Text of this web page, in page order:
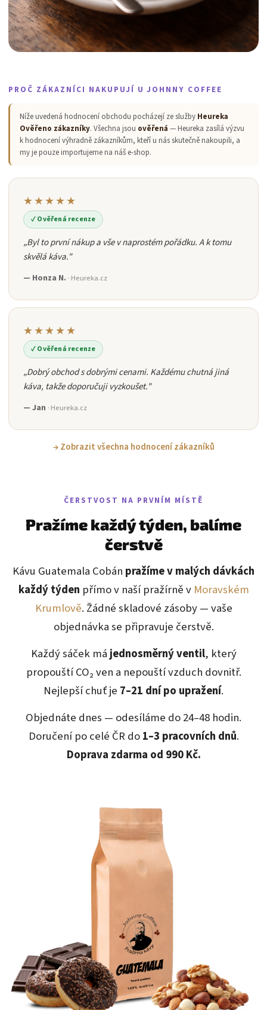
PROČ ZÁKAZNÍCI NAKUPUJÍ U JOHNNY COFFEE
Níže uvedená hodnocení obchodu pocházejí ze služby Heureka
Ověřeno zákazníky. Všechna jsou ověřená — Heureka zasílá výzvu
k hodnocení výhradně zákazníkům, kteří u nás skutečně nakoupili, a
my je pouze importujeme na náš e-shop.
★★★★★
✓ Ověřená recenze
„Byl to první nákup a vše v naprostém pořádku. A k tomu
skvělá káva."
— Honza N. · Heureka.cz
★★★★★
✓ Ověřená recenze
„Dobrý obchod s dobrými cenami. Každému chutná jiná
káva, takže doporučuji vyzkoušet."
— Jan · Heureka.cz
→ Zobrazit všechna hodnocení zákazníků
ČERSTVOST NA PRVNÍM MÍSTĚ
Pražíme každý týden, balíme
čerstvě
Kávu Guatemala Cobán pražíme v malých dávkách
každý týden přímo v naší pražírně v Moravském
Krumlově. Žádné skladové zásoby — vaše
objednávka se připravuje čerstvě.
Každý sáček má jednosměrný ventil, který
propouští CO₂ ven a nepouští vzduch dovnitř.
Nejlepší chuť je 7–21 dní po upražení.
Objednáte dnes — odesíláme do 24–48 hodin.
Doručení po celé ČR do1–3 pracovních dnů.
Doprava zdarma od 990 Kč.